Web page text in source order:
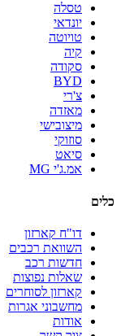
טסלה
יונדאי
טויוטה
קיה
סקודה
BYD
צ'רי
מאזדה
מיצובישי
סוזוקי
סיאט
אמ.ג'י MG
כלים
דו"ח קארזון
השוואת רכבים
חדשות רכב
שאלות נפוצות
קארזון לסוחרים
מחשבוני אגרות
אודות